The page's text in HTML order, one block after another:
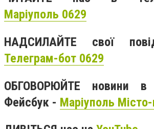
Маріуполь 0629
НАДСИЛАЙТЕ свої
Телеграм-бот 0629
ОБГОВОРЮЙТЕ новини в
Фейсбук - Маріуполь